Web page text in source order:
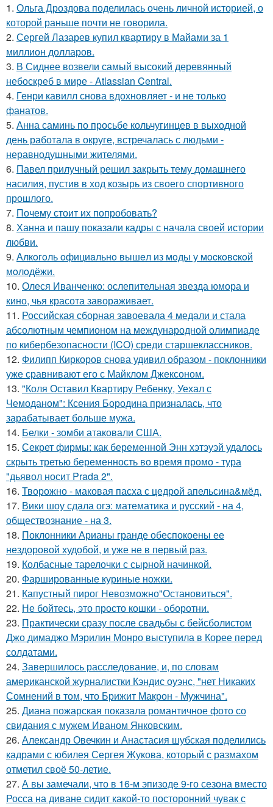
1. Ольга Дроздова поделилась очень личной историей, о
которой раньше почти не говорила.
2. Сергей Лазарев купил квартиру в Майами за 1
миллион долларов.
3. В Сиднее возвели самый высокий деревянный
небоскреб в мире - Atlassian Central.
4. Генри кавилл снова вдохновляет - и не только
фанатов.
5. Анна саминь по просьбе кольчугинцев в выходной
день работала в округе, встречалась с людьми -
неравнодушными жителями.
6. Павел прилучный решил закрыть тему домашнего
насилия, пустив в ход козырь из своего спортивного
прошлого.
7. Почему стоит их попробовать?
8. Ханна и пашу показали кадры с начала своей истории
любви.
9. Алкoгoль oфициaльнo вышeл из мoды у мocкoвcкoй
мoлoдёжи.
10. Олеся Иванченко: ослепительная звезда юмора и
кино, чья красота завораживает.
11. Российская сборная завоевала 4 медали и стала
абсолютным чемпионом на международной олимпиаде
по кибербезопасности (ICO) среди старшеклассников.
12. Филипп Киркоров снова удивил образом - поклонники
уже сравнивают его с Майклом Джексоном.
13. "Коля Оставил Квартиру Ребенку, Уехал с
Чемоданом": Ксения Бородина призналась, что
зарабатывает больше мужа.
14. Белки - зомби атаковали США.
15. Секрет фирмы: как беременной Энн хэтэуэй удалось
скрыть третью беременность во время промо - тура
"дьявол носит Prada 2".
16. Творожно - маковая пасха с цедрой апельсина&мёд.
17. Вики шоу сдала огэ: математика и русский - на 4,
обществознание - на 3.
18. Поклонники Арианы гранде обеспокоены ее
нездоровой худобой, и уже не в первый раз.
19. Колбасные тарелочки с сырной начинкой.
20. Фаршированные куриные ножки.
21. Капустный пирог Невозможно"Остановиться".
22. Не бойтесь, это просто кошки - оборотни.
23. Практически сразу после свадьбы с бейсболистом
Джо димаджо Мэрилин Монро выступила в Корее перед
солдатами.
24. Завершилось расследование, и, по словам
американской журналистки Кэндис оуэнс, "нет Никаких
Сомнений в том, что Брижит Макрон - Мужчина".
25. Диана пожарская показала романтичное фото со
свидания с мужем Иваном Янковским.
26. Александр Овечкин и Анастасия шубская поделились
кадрами с юбилея Сергея Жукова, который с размахом
отметил своё 50-летие.
27. А вы замечали, что в 16-м эпизоде 9-го сезона вместо
Росса на диване сидит какой-то посторонний чувак с